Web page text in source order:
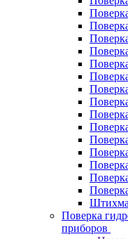
Поверка
приборов